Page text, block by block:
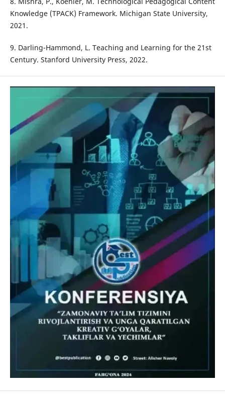
Knowledge (TPACK) Framework. Michigan State University,
2021.
9. Darling-Hammond, L. Teaching and Learning for the 21st
Century. Stanford University Press, 2022.